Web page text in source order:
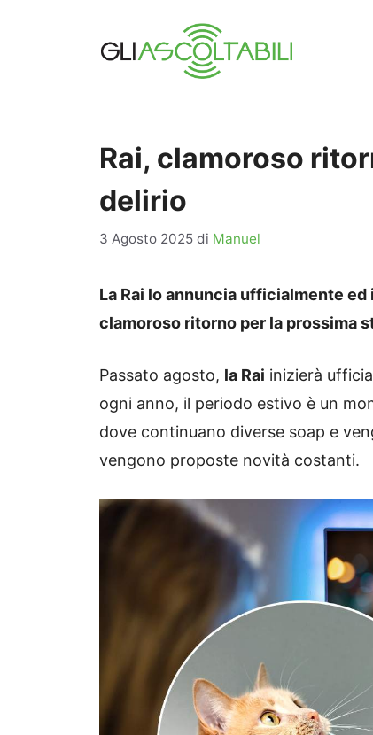
Rai, clamoroso
delirio
3 Agosto 2025 di Manuel
La Rai lo annuncia ufficialmente
clamoroso ritorno per la prossima
Passato agosto, la Rai inizierà
ogni anno, il periodo estivo è un
dove continuano diverse soap e
vengono proposte novità costanti.